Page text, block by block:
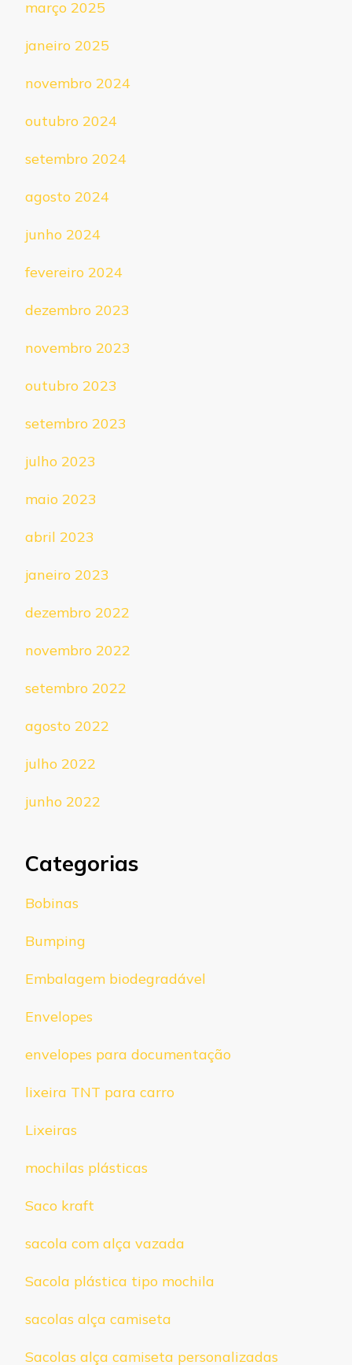
março 2025
janeiro 2025
novembro 2024
outubro 2024
setembro 2024
agosto 2024
junho 2024
fevereiro 2024
dezembro 2023
novembro 2023
outubro 2023
setembro 2023
julho 2023
maio 2023
abril 2023
janeiro 2023
dezembro 2022
novembro 2022
setembro 2022
agosto 2022
julho 2022
junho 2022
Categorias
Bobinas
Bumping
Embalagem biodegradável
Envelopes
envelopes para documentação
lixeira TNT para carro
Lixeiras
mochilas plásticas
Saco kraft
sacola com alça vazada
Sacola plástica tipo mochila
sacolas alça camiseta
Sacolas alça camiseta personalizadas